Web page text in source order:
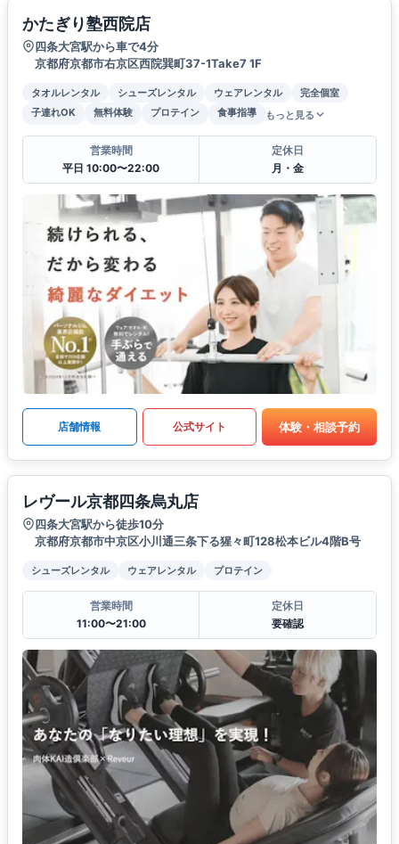
かたぎり塾西院店
四条大宮駅から車で4分
京都府京都市右京区西院巽町37-1Take7 1F
タオルレンタル シューズレンタル ウェアレンタル
完全個室
子連れOK
無料体験 プロテイン 食事指導 もっと見る
営業時間
平日 10:00〜22:00
定休日
月・金
店舗情報 公式サイト 体験・相談予約
レヴール京都四条烏丸店
四条大宮駅から徒歩10分
京都府京都市中京区小川通三条下る猩々町128松本ビル4階B号
シューズレンタル ウェアレンタル プロテイン
営業時間
11:00〜21:00
定休日
要確認